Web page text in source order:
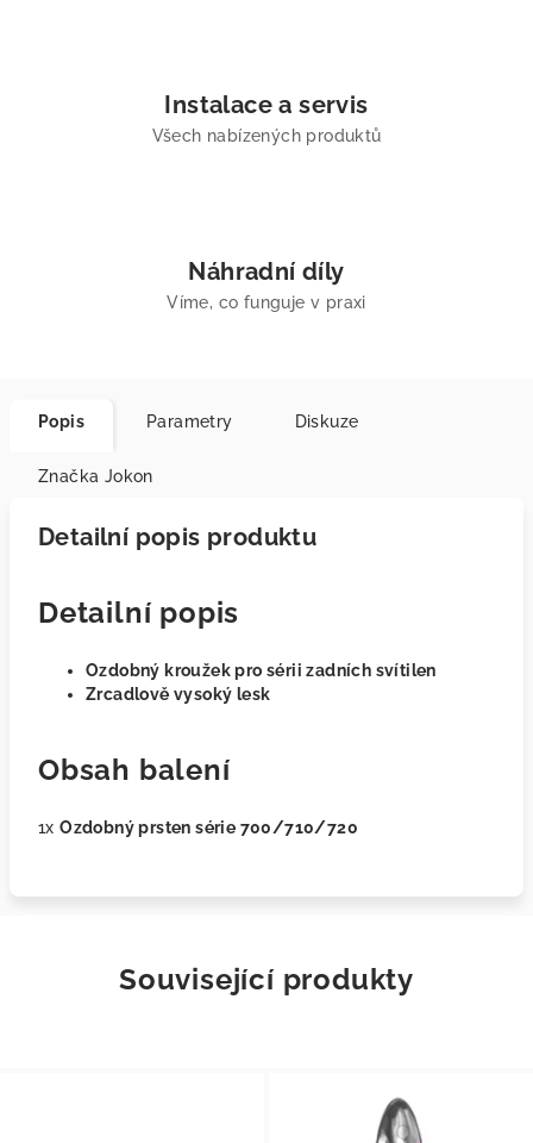
Instalace a servis
Všech nabízených produktů
Náhradní díly
Víme, co funguje v praxi
Popis Parametry Diskuze
Značka Jokon
Detailní popis produktu
Detailní popis
Ozdobný kroužek pro sérii zadních svítilen
Zrcadlově vysoký lesk
Obsah balení
1xOzdobný prsten série 700/710/720
Související produkty